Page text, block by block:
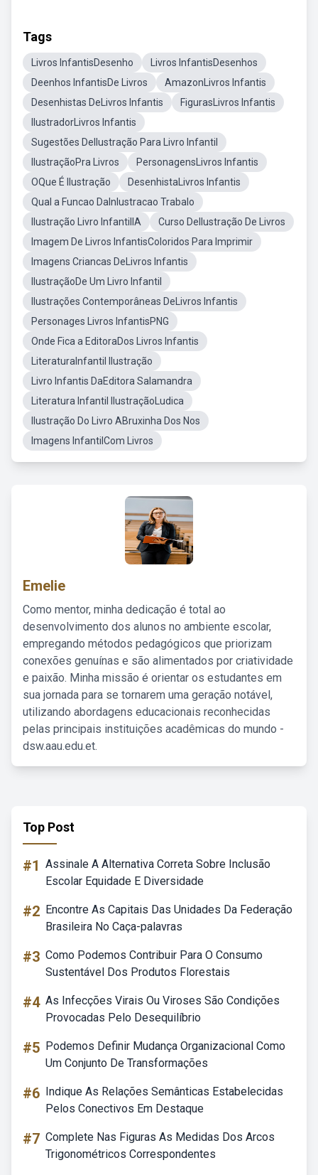
Tags
Livros InfantisDesenho
Livros InfantisDesenhos
Deenhos InfantisDe Livros
AmazonLivros Infantis
Desenhistas DeLivros Infantis
FigurasLivros Infantis
IlustradorLivros Infantis
Sugestões DeIlustração Para Livro Infantil
IlustraçãoPra Livros
PersonagensLivros Infantis
OQue É Ilustração
DesenhistaLivros Infantis
Qual a Funcao DaInlustracao Trabalo
Ilustração Livro InfantilIA
Curso DeIlustração De Livros
Imagem De Livros InfantisColoridos Para Imprimir
Imagens Criancas DeLivros Infantis
IlustraçãoDe Um Livro Infantil
Ilustrações Contemporâneas DeLivros Infantis
Personages Livros InfantisPNG
Onde Fica a EditoraDos Livros Infantis
LiteraturaInfantil Ilustração
Livro Infantis DaEditora Salamandra
Literatura Infantil IlustraçãoLudica
Ilustração Do Livro ABruxinha Dos Nos
Imagens InfantilCom Livros
Emelie
Como mentor, minha dedicação é total ao
desenvolvimento dos alunos no ambiente escolar,
empregando métodos pedagógicos que priorizam
conexões genuínas e são alimentados por criatividade
e paixão. Minha missão é orientar os estudantes em
sua jornada para se tornarem uma geração notável,
utilizando abordagens educacionais reconhecidas
pelas principais instituições acadêmicas do mundo -
dsw.aau.edu.et.
Top Post
#1 Assinale A Alternativa Correta Sobre Inclusão
Escolar Equidade E Diversidade
#2 Encontre As Capitais Das Unidades Da Federação
Brasileira No Caça-palavras
#3 Como Podemos Contribuir Para O Consumo
Sustentável Dos Produtos Florestais
#4 As Infecções Virais Ou Viroses São Condições
Provocadas Pelo Desequilíbrio
#5 Podemos Definir Mudança Organizacional Como
Um Conjunto De Transformações
#6 Indique As Relações Semânticas Estabelecidas
Pelos Conectivos Em Destaque
#7 Complete Nas Figuras As Medidas Dos Arcos
Trigonométricos Correspondentes